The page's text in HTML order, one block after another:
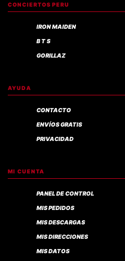
CONCIERTOS PERU
IRON MAIDEN
B T S
GORILLAZ
AYUDA
CONTACTO
ENVÍOS GRATIS
PRIVACIDAD
MI CUENTA
PANEL DE CONTROL
MIS PEDIDOS
MIS DESCARGAS
MIS DIRECCIONES
MIS DATOS